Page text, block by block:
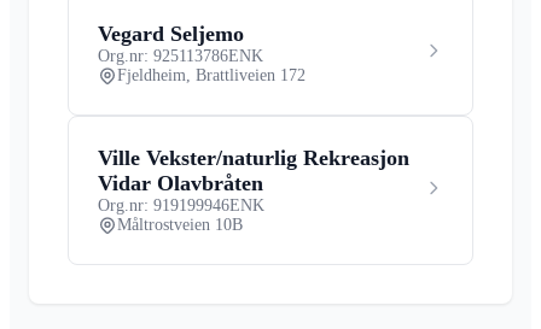
Vegard Seljemo
Org.nr: 925113786ENK
Fjeldheim, Brattliveien 172
Ville Vekster/naturlig Rekreasjon
Vidar Olavbråten
Org.nr: 919199946ENK
Måltrostveien 10B